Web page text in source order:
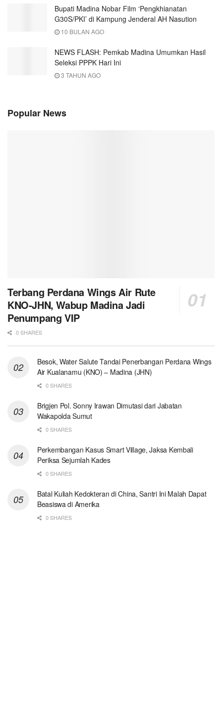
Bupati Madina Nobar Film ‘Pengkhianatan
G30S/PKI’ di Kampung Jenderal AH Nasution
10 BULAN AGO
NEWS FLASH: Pemkab Madina Umumkan Hasil
Seleksi PPPK Hari Ini
3 TAHUN AGO
Popular News
Terbang Perdana Wings Air Rute
KNO-JHN, Wabup Madina Jadi
Penumpang VIP
0 SHARES
Besok, Water Salute Tandai Penerbangan Perdana Wings
Air Kualanamu (KNO) – Madina (JHN)
0 SHARES
Brigjen Pol. Sonny Irawan Dimutasi dari Jabatan
Wakapolda Sumut
0 SHARES
Perkembangan Kasus Smart Village, Jaksa Kembali
Periksa Sejumlah Kades
0 SHARES
Batal Kuliah Kedokteran di China, Santri Ini Malah Dapat
Beasiswa di Amerika
0 SHARES